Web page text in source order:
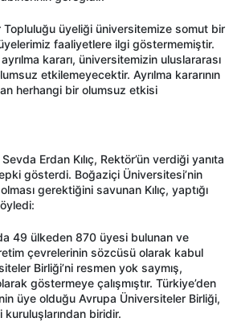
üyeliği üniversitemize somut bir
üyelerimiz faaliyetlere ilgi göstermemiştir.
kararı, üniversitemizin uluslararası
etkilemeyecektir. Ayrılma kararının
herhangi bir olumsuz etkisi
Erdan Kılıç, Rektör’ün verdiği yanıta
gösterdi. Boğaziçi Üniversitesi’nin
gerektiğini savunan Kılıç, yaptığı
49 ülkeden 870 üyesi bulunan ve
çevrelerinin sözcüsü olarak kabul
Birliği’ni resmen yok saymış,
göstermeye çalışmıştır. Türkiye’den
üye olduğu Avrupa Üniversiteler Birliği,
biridir.